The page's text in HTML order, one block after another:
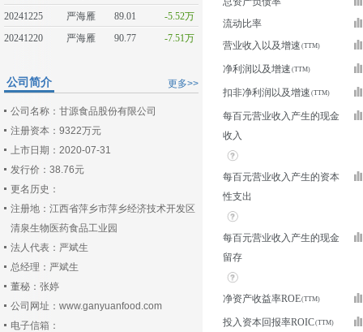
20241225
严海雁 89.01
-5.52万
20241220
严海雁 90.77 -7.51万
更多>>
公司简介
公司名称：甘源食品股份有限公司
注册资本：9322万元
上市日期：2020-07-31
发行价：38.76元
更名历史：
注册地：江西省萍乡市萍乡经济技术开发区
清泉生物医药食品工业园
法人代表：严斌生
总经理：严斌生
董秘：张婷
公司网址：www.ganyuanfood.com
电子信箱：
流动比率
营业收入以及增速
净利润以及增速
扣非净利润以及增速
每百元营业收入产生的现金
收入
每百元营业收入产生的资本
性支出
每百元营业收入产生的现金
留存
净资产收益率ROE
投入资本回报率ROIC